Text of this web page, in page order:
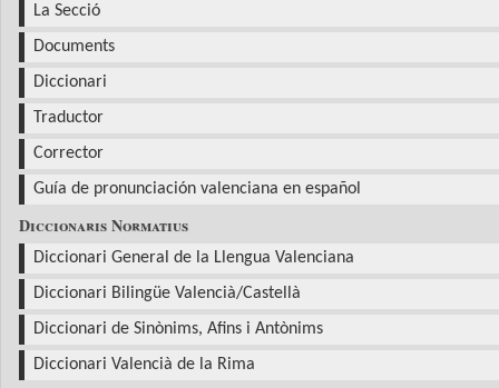
La Secció
Documents
Diccionari
Traductor
Corrector
Guía de pronunciación valenciana en español
Diccionaris Normatius
Diccionari General de la Llengua Valenciana
Diccionari Bilingüe Valencià/Castellà
Diccionari de Sinònims, Afins i Antònims
Diccionari Valencià de la Rima